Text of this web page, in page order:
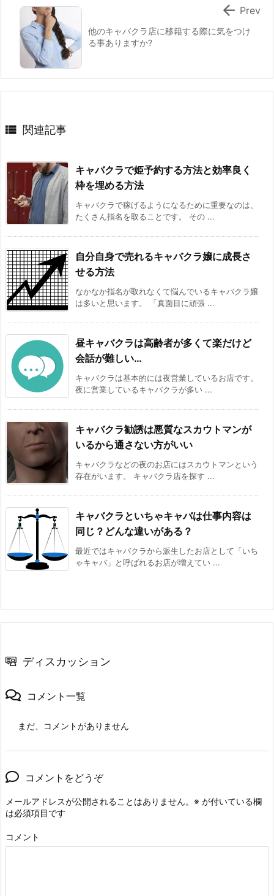
他のキャバクラ店に移籍する際に気をつけ
る事ありますか?
 Prev
 関連記事
キャバクラで姫予約する方法と効率良く
枠を埋める方法
キャバクラで稼げるようになるために重要なのは、
たくさん指名を取ることです。 その ...
自分自身で売れるキャバクラ嬢に成長さ
せる方法
なかなか指名が取れなくて悩んでいるキャバクラ嬢
は多いと思います。 「真面目に頑張 ...
昼キャバクラは高齢者が多くて楽だけど
会話が難しい…
キャバクラは基本的には夜営業しているお店です。
夜に営業しているキャバクラが多い ...
キャバクラ勧誘は悪質なスカウトマンが
いるから通さない方がいい
キャバクラなどの夜のお店にはスカウトマンという
存在がいます。 キャバクラ店を探す ...
キャバクラといちゃキャバは仕事内容は
同じ？どんな違いがある？
最近ではキャバクラから派生したお店として「いち
ゃキャバ」と呼ばれるお店が増えてい ...
ディスカッション
コメント一覧
まだ、コメントがありません
コメントをどうぞ
メールアドレスが公開されることはありません。 ※ が付いている欄
は必須項目です
コメント